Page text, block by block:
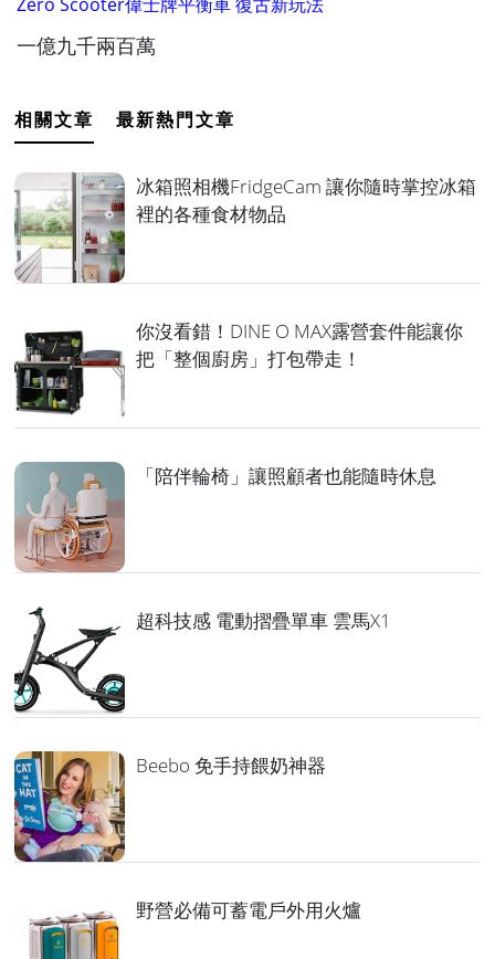
Zero Scooter偉士牌平衡車 復古新玩法
一億九千兩百萬
相關文章 最新熱門文章
冰箱照相機FridgeCam 讓你隨時掌控冰箱
裡的各種食材物品
你沒看錯！DINE O MAX露營套件能讓你
把「整個廚房」打包帶走！
「陪伴輪椅」讓照顧者也能隨時休息
超科技感 電動摺疊單車 雲馬X1
Beebo 免手持餵奶神器
野營必備可蓄電戶外用火爐